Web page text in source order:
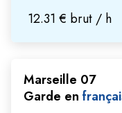
12.31 € brut / h
Marseille 07
Garde en